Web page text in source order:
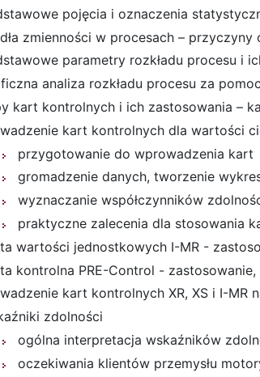
pojęcia i oznaczenia
zmienności w procesach – przyczyny
parametry rozkładu procesu i
analiza rozkładu procesu za
kart kontrolnych i ich zastosowania –
kart kontrolnych dla wartości
przygotowanie do wprowadzenia kart
gromadzenie danych, tworzenie
wyznaczanie współczynników
praktyczne zalecenia dla stosowania
wartości jednostkowych I-MR -
kontrolna PRE-Control -
kart kontrolnych XR, XS i I-MR
zdolności
ogólna interpretacja wskaźników
oczekiwania klientów przemysłu